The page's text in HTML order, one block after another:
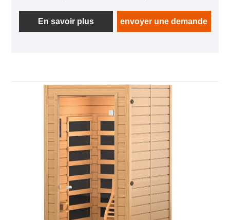
raisonnable et peut accueillir jusqu'à deux
personnes, ce qui le rend très adapté aux couples
une texture naturelle et belle, mais aussi résistante à
la corrosion et durable. La salle du sauna est
équipée d'un poêle à sauna efficace et d'un système
de contrôle de la température précis, offrant une
expérience de sauna finlandaise classique. Dans le
même temps, la conception de l'éclairage est
élégante, combinant des lumières de lecture LED
avec des bandes lumineuses cachées pour créer
une atmosphère confortable. De plus, il a également
plusieurs méthodes de chauffage et options
fonctionnelles, telles que le chauffage et le réglage
En savoir plus envoyer une demande